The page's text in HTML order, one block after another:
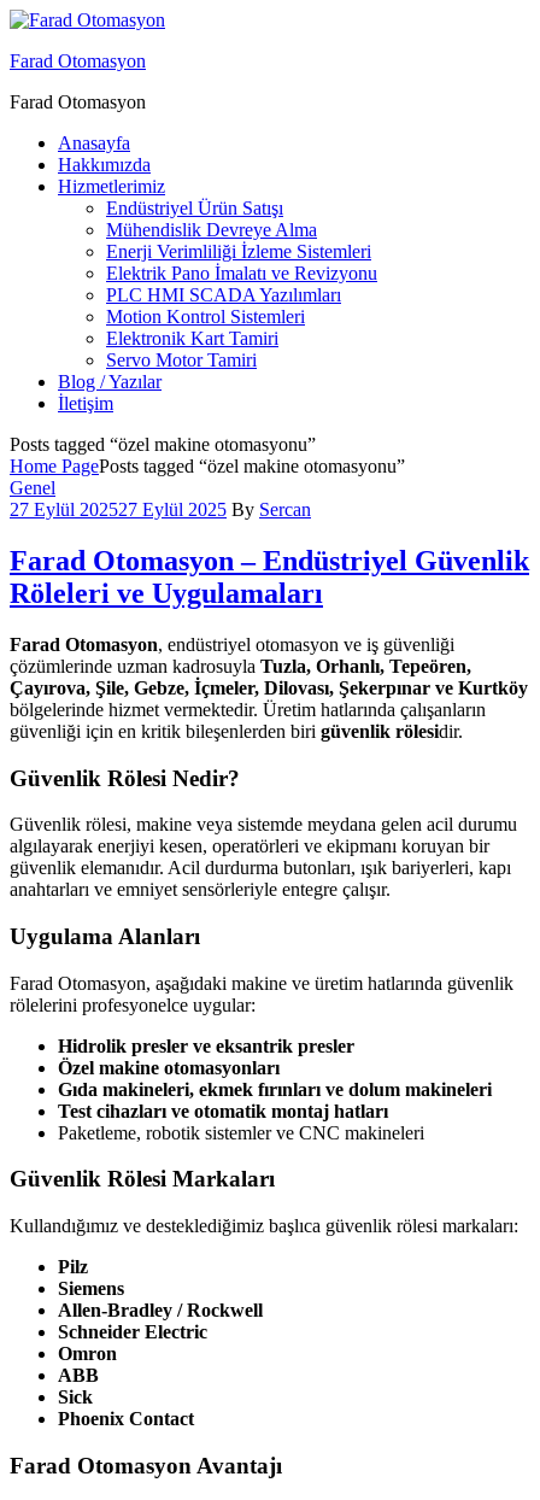
Menu
Farad Otomasyon
Farad Otomasyon
Anasayfa
Hakkımızda
Hizmetlerimiz
Endüstriyel Ürün Satışı
Mühendislik Devreye Alma
Enerji Verimliliği İzleme Sistemleri
Elektrik Pano İmalatı ve Revizyonu
PLC HMI SCADA Yazılımları
Motion Kontrol Sistemleri
Elektronik Kart Tamiri
Servo Motor Tamiri
Blog / Yazılar
İletişim
Posts tagged “özel makine otomasyonu”
Home PagePosts tagged “özel makine otomasyonu”
Categories
Genel
27 Eylül 202527 Eylül 2025 By Sercan
Farad Otomasyon – Endüstriyel Güvenlik
Röleleri ve Uygulamaları
Farad Otomasyon, endüstriyel otomasyon ve iş güvenliği
çözümlerinde uzman kadrosuyla Tuzla, Orhanlı, Tepeören,
Çayırova, Şile, Gebze, İçmeler, Dilovası, Şekerpınar ve Kurtköy
bölgelerinde hizmet vermektedir. Üretim hatlarında çalışanların
güvenliği için en kritik bileşenlerden biri güvenlik rölesidir.
Güvenlik Rölesi Nedir?
Güvenlik rölesi, makine veya sistemde meydana gelen acil durumu
algılayarak enerjiyi kesen, operatörleri ve ekipmanı koruyan bir
güvenlik elemanıdır. Acil durdurma butonları, ışık bariyerleri, kapı
anahtarları ve emniyet sensörleriyle entegre çalışır.
Uygulama Alanları
Farad Otomasyon, aşağıdaki makine ve üretim hatlarında güvenlik
rölelerini profesyonelce uygular:
Hidrolik presler ve eksantrik presler
Özel makine otomasyonları
Gıda makineleri, ekmek fırınları ve dolum makineleri
Test cihazları ve otomatik montaj hatları
Paketleme, robotik sistemler ve CNC makineleri
Güvenlik Rölesi Markaları
Kullandığımız ve desteklediğimiz başlıca güvenlik rölesi markaları:
Pilz
Siemens
Allen-Bradley / Rockwell
Schneider Electric
Omron
ABB
Sick
Phoenix Contact
Farad Otomasyon Avantajı